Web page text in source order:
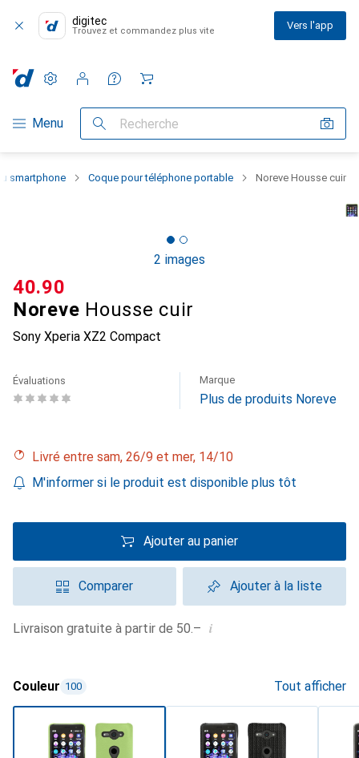
digitec
Trouvez et commandez plus vite Vers l'app
Navigation par catégorie
Menu Recherche
Paramètres
Compte client
Listes de comparaison
Listes d'envies
Panier
smartphone Coque pour téléphone portable Noreve Housse cuir
2 images
Noreve Housse cuir
Sony Xperia XZ2 Compact
CHF
40.90
Évaluations Marque
Plus de produits Noreve
Livré entre sam, 26/9 et mer, 14/10
M'informer si le produit est disponible plus tôt
Ajouter au panier
Comparer Ajouter à la liste
Livraison gratuite à partir de 50.– i
Couleur 100 Tout afficher